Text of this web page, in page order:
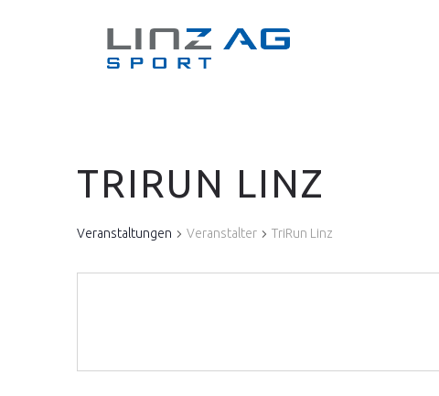
TRIRUN LINZ
Veranstaltungen Veranstalter TriRun Linz